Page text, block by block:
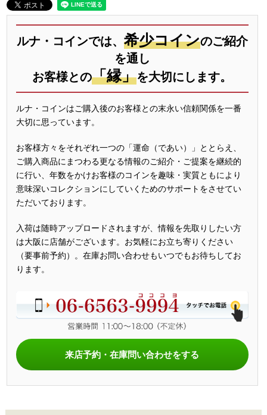
ルナ・コインでは、 希少コインのご紹介
を通し
お客様との「縁」を大切にします。
ルナ・コインはご購入後のお客様との末永い信頼関係を一番
大切に思っています。
お客様方々をそれぞれ一つの「運命（であい）」ととらえ、
ご購入商品にまつわる更なる情報のご紹介・ご提案を継続的
に行い、年数をかけお客様のコインを趣味・実質ともにより
意味深いコレクションにしていくためのサポートをさせてい
ただいております。
入荷は随時アップロードされますが、情報を先取りしたい方
は大阪に店舗がございます。お気軽にお立ち寄りください
（要事前予約）。在庫お問い合わせもいつでもお待ちしてお
ります。
来店予約・在庫問い合わせをする